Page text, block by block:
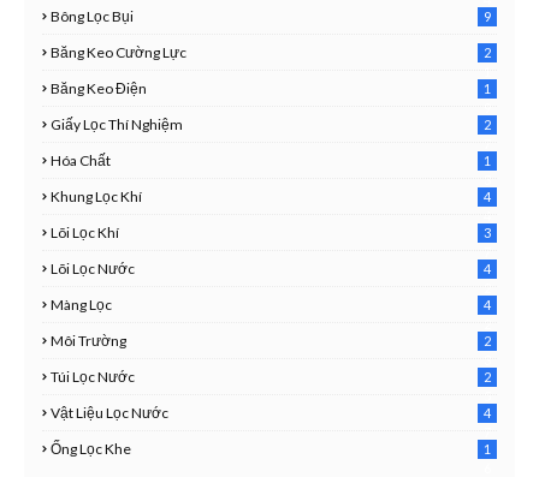
Bông Lọc Bụi 9
Băng Keo Cường Lực
2
Băng Keo Điện
1
Giấy Lọc Thí Nghiệm
2
Hóa Chất
1
Khung Lọc Khí
4
Lõi Lọc Khí
3
Lõi Lọc Nước
4
Màng Lọc
4
Môi Trường
2
Túi Lọc Nước
2
Vật Liệu Lọc Nước
4
Ống Lọc Khe
1